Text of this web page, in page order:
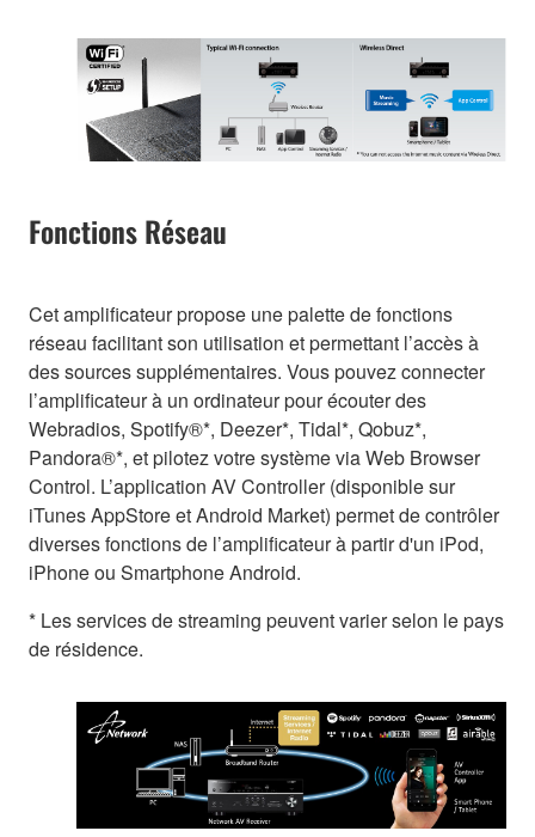
Fonctions Réseau
Cet amplificateur propose une palette de fonctions
réseau facilitant son utilisation et permettant l’accès à
des sources supplémentaires. Vous pouvez connecter
l’amplificateur à un ordinateur pour écouter des
Webradios, Spotify®*, Deezer*, Tidal*, Qobuz*,
Pandora®*, et pilotez votre système via Web Browser
Control. L’application AV Controller (disponible sur
iTunes AppStore et Android Market) permet de contrôler
diverses fonctions de l’amplificateur à partir d'un iPod,
iPhone ou Smartphone Android.
* Les services de streaming peuvent varier selon le pays
de résidence.